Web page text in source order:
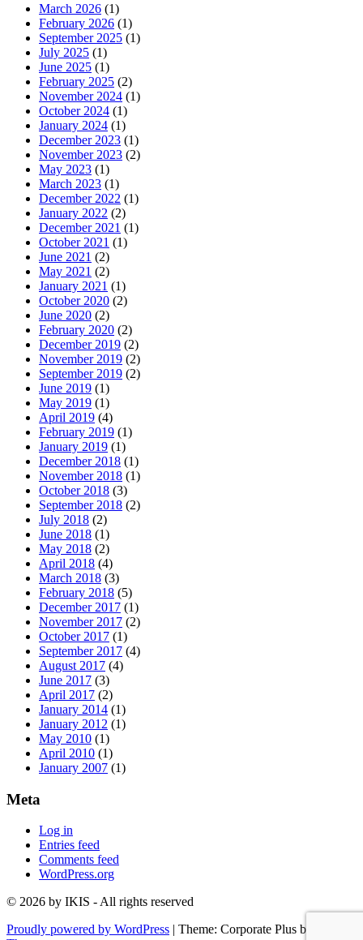
March 2026 (1)
February 2026 (1)
September 2025 (1)
July 2025 (1)
June 2025 (1)
February 2025 (2)
November 2024 (1)
October 2024 (1)
January 2024 (1)
December 2023 (1)
November 2023 (2)
May 2023 (1)
March 2023 (1)
December 2022 (1)
January 2022 (2)
December 2021 (1)
October 2021 (1)
June 2021 (2)
May 2021 (2)
January 2021 (1)
October 2020 (2)
June 2020 (2)
February 2020 (2)
December 2019 (2)
November 2019 (2)
September 2019 (2)
June 2019 (1)
May 2019 (1)
April 2019 (4)
February 2019 (1)
January 2019 (1)
December 2018 (1)
November 2018 (1)
October 2018 (3)
September 2018 (2)
July 2018 (2)
June 2018 (1)
May 2018 (2)
April 2018 (4)
March 2018 (3)
February 2018 (5)
December 2017 (1)
November 2017 (2)
October 2017 (1)
September 2017 (4)
August 2017 (4)
June 2017 (3)
April 2017 (2)
January 2014 (1)
January 2012 (1)
May 2010 (1)
April 2010 (1)
January 2007 (1)
Meta
Log in
Entries feed
Comments feed
WordPress.org
© 2026 by IKIS - All rights reserved
Proudly powered by WordPress | Theme: Corporate Plus by